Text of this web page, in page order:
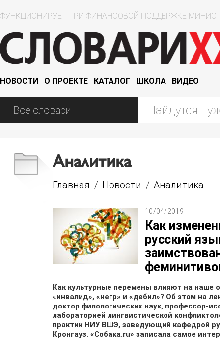
ФУНКЦИОНИРУЕТ ПРИ ФИНАНСОВОЙ ПОДДЕРЖКЕ
НОВОСТИ О ПРОЕКТЕ КАТАЛОГ ШКОЛА ВИДЕО
Аналитика
Главная / Новости / Аналитика
10/04/2019
Как
русский
Как культурные перемены влияют на наше
«инвалид», «негр» и «дебил»? Об этом на
доктор филологических наук, профессор-
лабораторией лингвистической
практик НИУ ВШЭ, заведующий кафедрой
Кронгауз. «Собака.ru» записала самое